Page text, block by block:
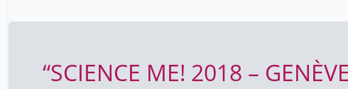
“SCIENCE ME! 2018 –